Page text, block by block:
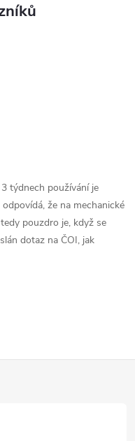
týdnech používání je
že na mechanické
pouzdro je, když se
dotaz na ČOI, jak